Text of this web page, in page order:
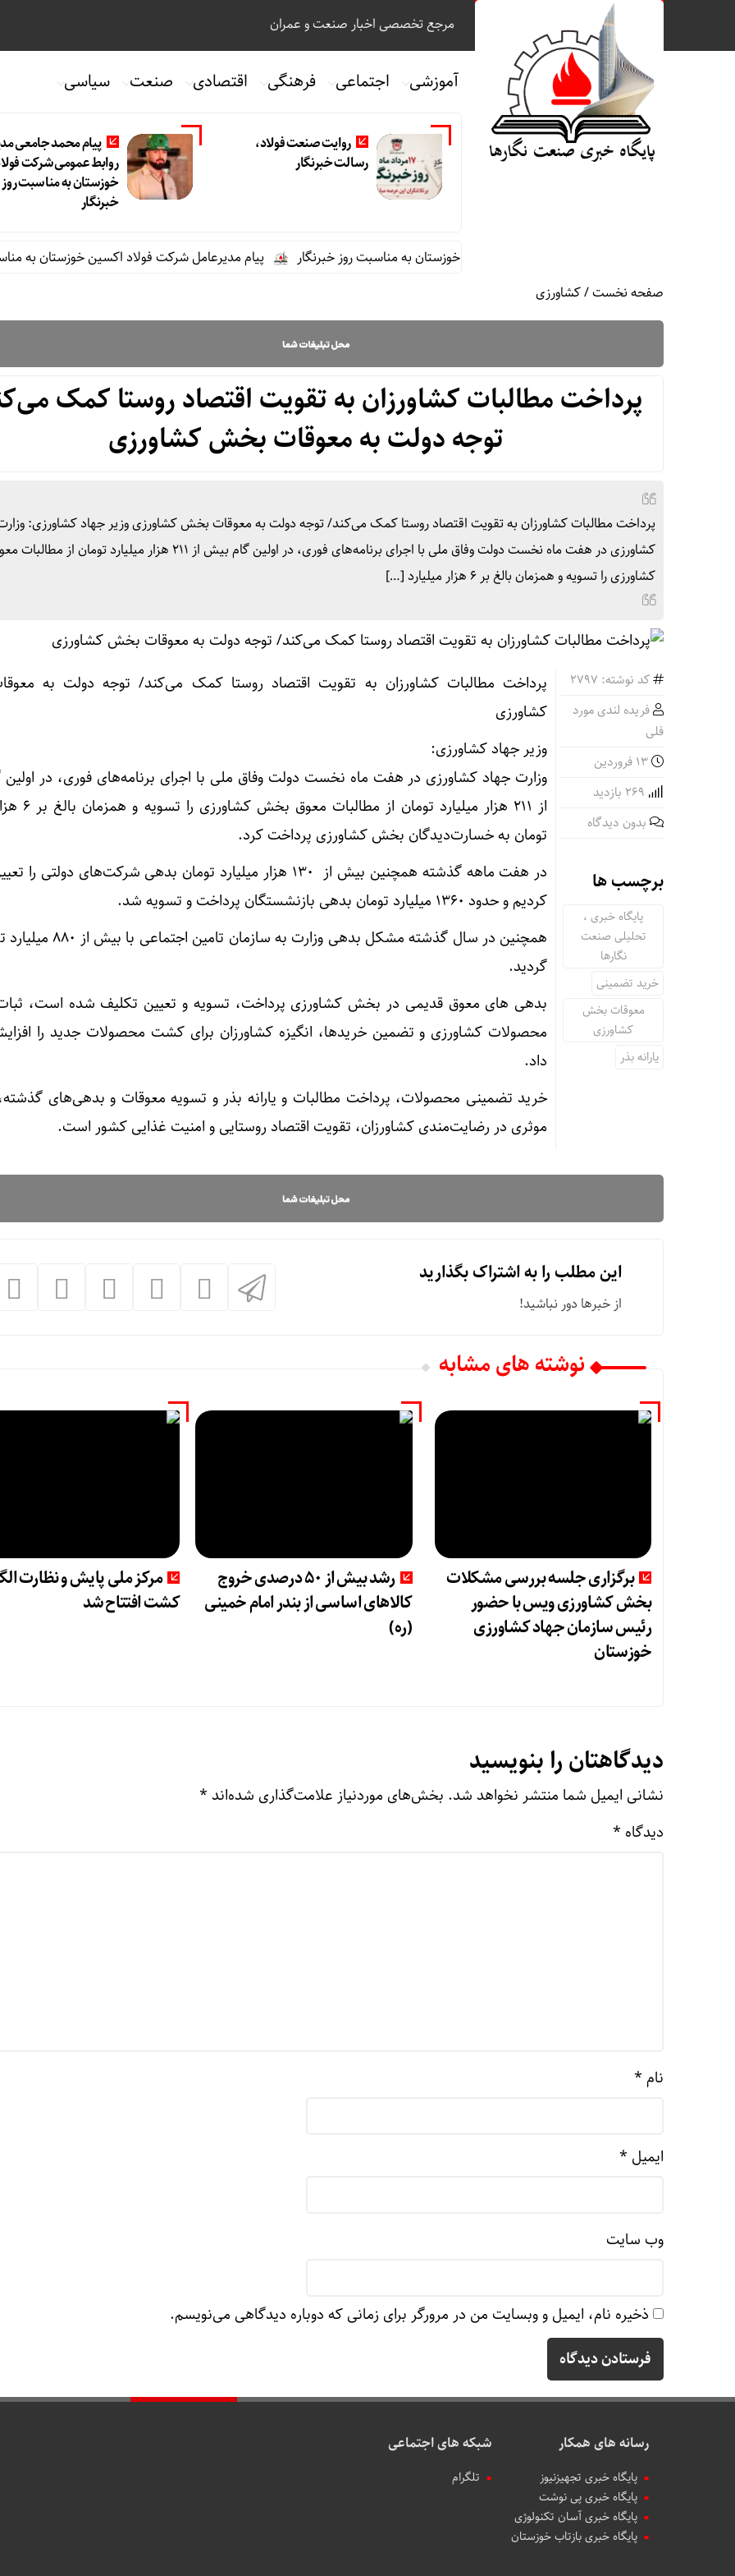
مرجع تخصصی اخبار صنعت و عمران
آموزشی اجتماعی فرهنگی اقتصادی صنعت سیاسی
روایت صنعت فولاد،‌
رسالت خبرنگار
پیام محمد جامعی
روابط عمومی شرکت
خوزستان به مناسبت روز
خبرنگار
محمد جامعی مدیر روابط عمومی شرکت فولاد خوزستان به مناسبت روز خبرنگار
پیام مدیرعامل شرکت فولاد اکسین خوزستان به مناسبت
صفحه نخست/کشاورزی
پرداخت مطالبات کشاورزان به تقویت اقتصاد روستا کمک
توجه دولت به معوقات بخش کشاورزی
پرداخت مطالبات کشاورزان به تقویت اقتصاد روستا کمک می‌کند/ توجه دولت به معوقات بخش کشاورزی وزیر جهاد کشاورزی:
کشاورزی در هفت ماه نخست دولت وفاق ملی با اجرای برنامه‌های فوری، در اولین گام بیش از ۲۱۱ هزار
کشاورزی را تسویه و همزمان بالغ بر ۶ هزار میلیارد […]
کد نوشته: 2797
فریده لندی مورد
فلی
بدون دیدگاه
برچسب ها
پایگاه خبری ،
تحلیلی صنعت
نگارها
خرید تضمینی
معوقات بخش
کشاورزی
یارانه بذر
پرداخت مطالبات کشاورزان به تقویت اقتصاد روستا کمک می‌کند/ توجه دولت به
کشاورزی
وزیر جهاد کشاورزی:
وزارت جهاد کشاورزی در هفت ماه نخست دولت وفاق ملی با اجرای برنامه‌های فوری، در
از ۲۱۱ هزار
تومان به خسارت‌دیدگان بخش کشاورزی پرداخت کرد.
در هفت ماهه گذشته همچنین بیش از ١٣٠ هزار میلیارد تومان بدهی شرکت‌های دولتی
کردیم و حدود ۱۳۶۰ میلیارد تومان بدهی بازنشستگان پرداخت و تسویه شد.
همچنین در سال گذشته مشکل بدهی وزارت به
گردید.
بدهی های معوق قدیمی در بخش کشاورزی پرداخت، تسویه و تعیین تکلیف شده است، ثبات
محصولات کشاورزی و تضمین خریدها، انگیزه کشاورزان برای کشت محصولات جدید را
داد.
خرید تضمینی محصولات، پرداخت مطالبات و یارانه بذر و تسویه معوقات و بدهی‌های
موثری در رضایت‌مندی کشاورزان، تقویت اقتصاد روستایی و امنیت غذایی کشور است.
این مطلب را به اشتراک بگذارید
از خبرها دور نباشید!
نوشته های مشابه
برگزاری جلسه بررسی مشکلات
بخش کشاورزی ویس با حضور
رئیس سازمان جهاد کشاورزی
خوزستان
رشد بیش از ۵۰ درصدی خروج
کالاهای اساسی از بندر امام خمینی
(ره)
مرکز ملی پایش و نظارت
کشت افتتاح شد
دیدگاهتان را بنویسید
نشانی ایمیل شما منتشر نخواهد شد. بخش‌های موردنیاز علامت‌گذاری شده‌اند *
دیدگاه *
نام *
ایمیل *
وب‌ سایت
ذخیره نام، ایمیل و وبسایت من در مرورگر برای زمانی که دوباره دیدگاهی می‌نویسم.
رسانه های همکار
پایگاه خبری تجهیزنیوز
پایگاه خبری پی نوشت
پایگاه خبری آسان تکنولوژی
پایگاه خبری بازتاب خوزستان
شبکه های اجتماعی
تلگرام